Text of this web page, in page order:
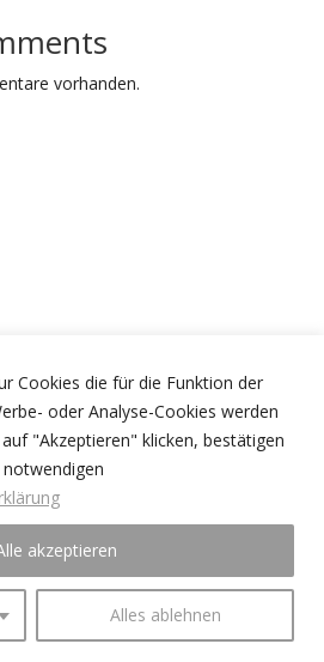
Cookies die für die Funktion der
oder Analyse-Cookies werden
"Akzeptieren" klicken, bestätigen
Alles ablehnen
akzeptieren
vorhanden.